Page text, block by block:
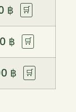
฿ 🛒
฿ 🛒
฿ 🛒